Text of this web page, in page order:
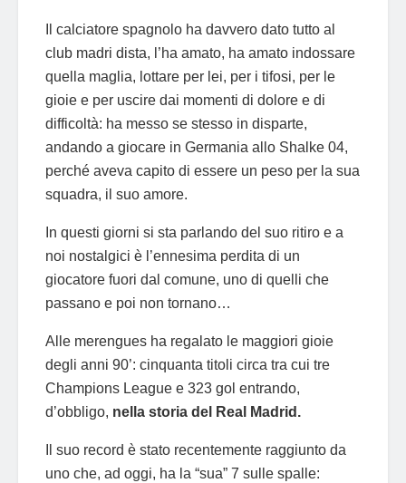
Il calciatore spagnolo ha davvero dato tutto al
club madri dista, l’ha amato, ha amato indossare
quella maglia, lottare per lei, per i tifosi, per le
gioie e per uscire dai momenti di dolore e di
difficoltà: ha messo se stesso in disparte,
andando a giocare in Germania allo Shalke 04,
perché aveva capito di essere un peso per la sua
squadra, il suo amore.
In questi giorni si sta parlando del suo ritiro e a
noi nostalgici è l’ennesima perdita di un
giocatore fuori dal comune, uno di quelli che
passano e poi non tornano…
Alle merengues ha regalato le maggiori gioie
degli anni 90’: cinquanta titoli circa tra cui tre
Champions League e 323 gol entrando,
d’obbligo, nella storia del Real Madrid.
Il suo record è stato recentemente raggiunto da
uno che, ad oggi, ha la “sua” 7 sulle spalle: